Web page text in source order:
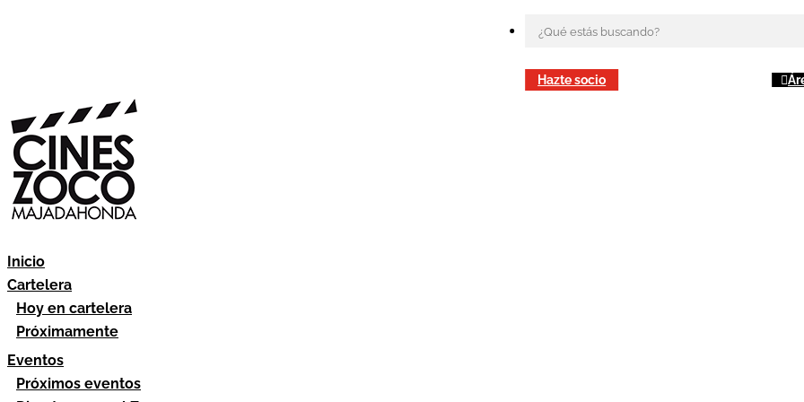
Hazte socio
Inicio
Cartelera
Hoy en cartelera
Próximamente
Eventos
Próximos eventos